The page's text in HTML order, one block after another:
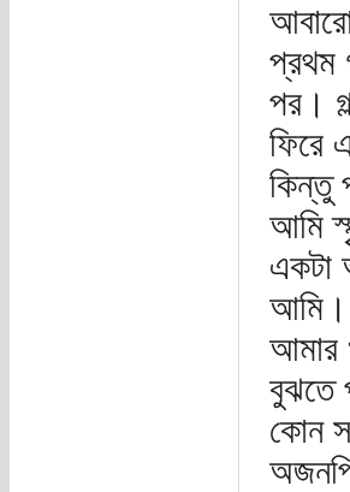
প্রথম
পর।
ফিরে
কিন্তু
আমি
একটা
আমি।
আমার
বুঝতে
কোন